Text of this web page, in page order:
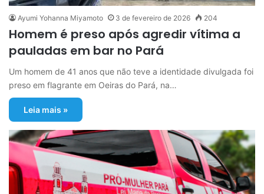
Ayumi Yohanna Miyamoto 3 de fevereiro de 2026 204
Homem é preso após agredir vítima a
pauladas em bar no Pará
Um homem de 41 anos que não teve a identidade divulgada foi
preso em flagrante em Oeiras do Pará, na…
Leia mais »